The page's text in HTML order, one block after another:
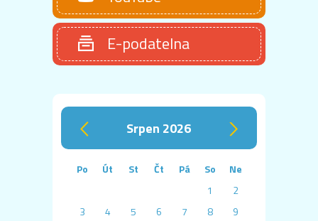
E-podatelna
‹ srpen 2026 ›
Po Út St Čt Pá So
Ne
1
2
3
4 5 6 7 8
9